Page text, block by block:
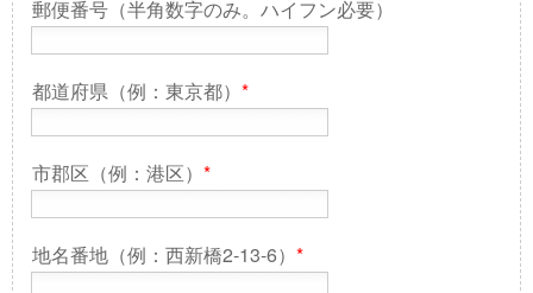
郵便番号（半角数字のみ。ハイフン必要）
都道府県（例：東京都） *
市郡区（例：港区） *
地名番地（例：西新橋2-13-6） *